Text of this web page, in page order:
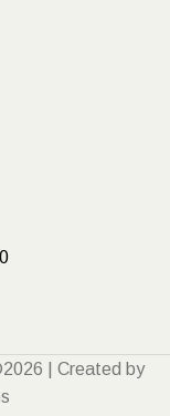
| Created by